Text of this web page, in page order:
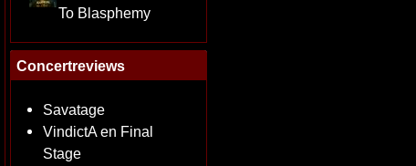
To Blasphemy
Concertreviews
Savatage
VindictA en Final
Stage